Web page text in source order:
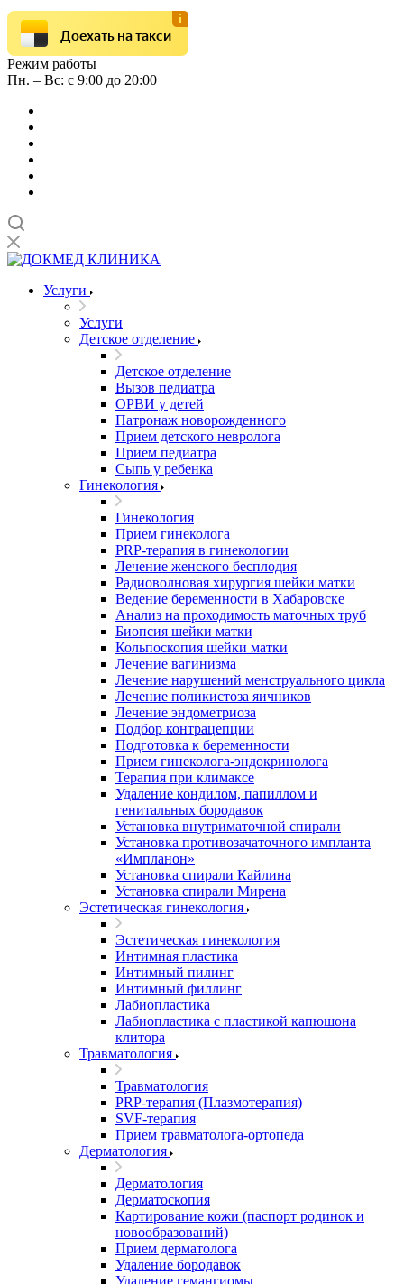
Доехать на такси
Режим работы
Пн. – Вс: с 9:00 до 20:00
Услуги
Услуги
Детское отделение
Детское отделение
Вызов педиатра
ОРВИ у детей
Патронаж новорожденного
Прием детского невролога
Прием педиатра
Сыпь у ребенка
Гинекология
Гинекология
Прием гинеколога
PRP-терапия в гинекологии
Лечение женского бесплодия
Радиоволновая хирургия шейки матки
Ведение беременности в Хабаровске
Анализ на проходимость маточных труб
Биопсия шейки матки
Кольпоскопия шейки матки
Лечение вагинизма
Лечение нарушений менструального цикла
Лечение поликистоза яичников
Лечение эндометриоза
Подбор контрацепции
Подготовка к беременности
Прием гинеколога-эндокринолога
Терапия при климаксе
Удаление кондилом, папиллом и
генитальных бородавок
Установка внутриматочной спирали
Установка противозачаточного импланта
«Импланон»
Установка спирали Кайлина
Установка спирали Мирена
Эстетическая гинекология
Эстетическая гинекология
Интимная пластика
Интимный пилинг
Интимный филлинг
Лабиопластика
Лабиопластика с пластикой капюшона
клитора
Травматология
Травматология
PRP-терапия (Плазмотерапия)
SVF-терапия
Прием травматолога-ортопеда
Дерматология
Дерматология
Дерматоскопия
Картирование кожи (паспорт родинок и
новообразований)
Прием дерматолога
Удаление бородавок
Удаление гемангиомы